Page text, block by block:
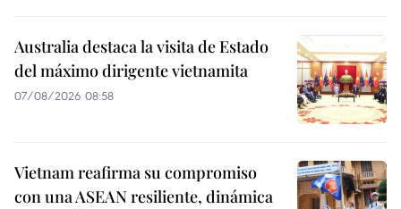
Australia destaca la visita de Estado
del máximo dirigente vietnamita
07/08/2026 08:58
Vietnam reafirma su compromiso
con una ASEAN resiliente, dinámica